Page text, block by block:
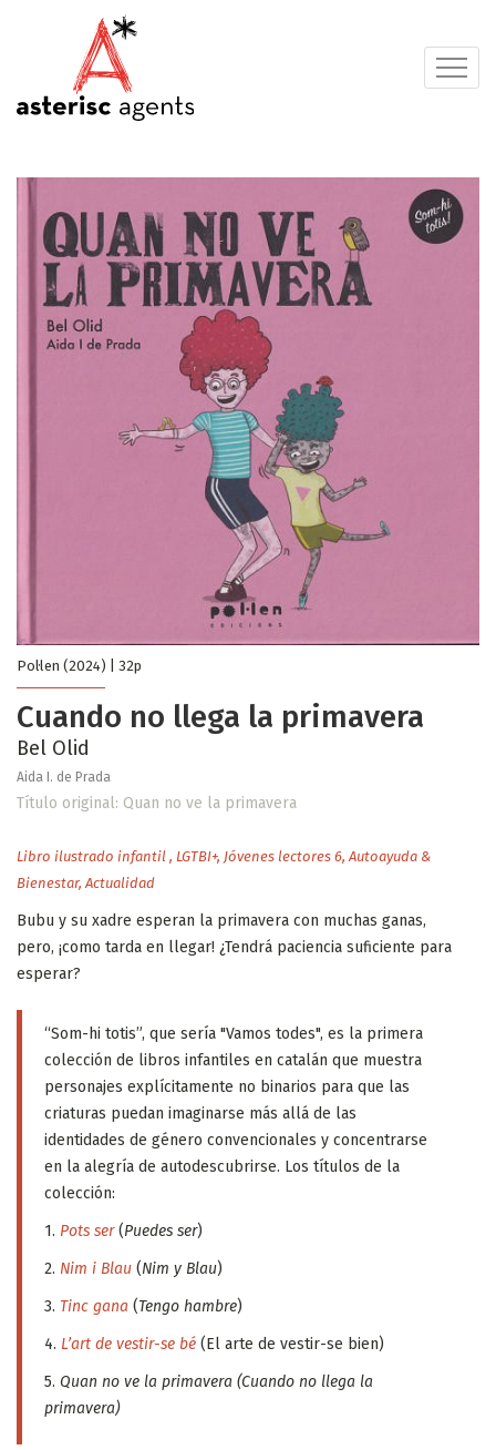
Pol·len (2024) | 32p
Cuando no llega la primavera
Bel Olid
Aida I. de Prada
Título original: Quan no ve la primavera
Libro ilustrado infantil , LGTBI+, Jóvenes lectores 6, Autoayuda &
Bienestar, Actualidad
Bubu y su xadre esperan la primavera con muchas ganas,
pero, ¡como tarda en llegar! ¿Tendrá paciencia suficiente para
esperar?
“Som-hi totis”, que sería "Vamos todes", es la primera
colección de libros infantiles en catalán que muestra
personajes explícitamente no binarios para que las
criaturas puedan imaginarse más allá de las
identidades de género convencionales y concentrarse
en la alegría de autodescubrirse. Los títulos de la
colección:
1. Pots ser(Puedes ser)
2. Nim i Blau (Nim y Blau)
3. Tinc gana (Tengo hambre)
4. L’art de vestir-se bé (El arte de vestir-se bien)
5. Quan no ve la primavera (Cuando no llega la
primavera)